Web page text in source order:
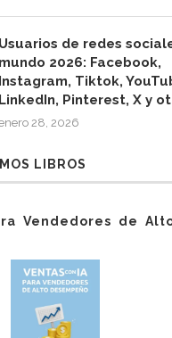
Usuarios de redes
mundo 2026: Facebook,
Instagram, Tiktok,
LinkedIn, Pinterest, X y
28, 2026
LIBROS
Vendedores de